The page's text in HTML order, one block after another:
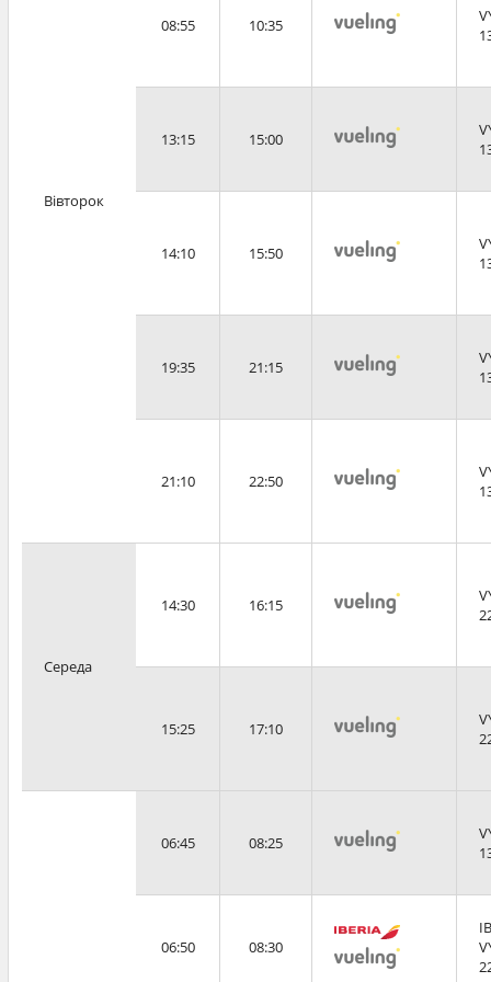
Вівторок
08:55 10:35
13:15 15:00
14:10 15:50
19:35 21:15
21:10 22:50
Середа
14:30 16:15
15:25 17:10
06:45 08:25
06:50 08:30